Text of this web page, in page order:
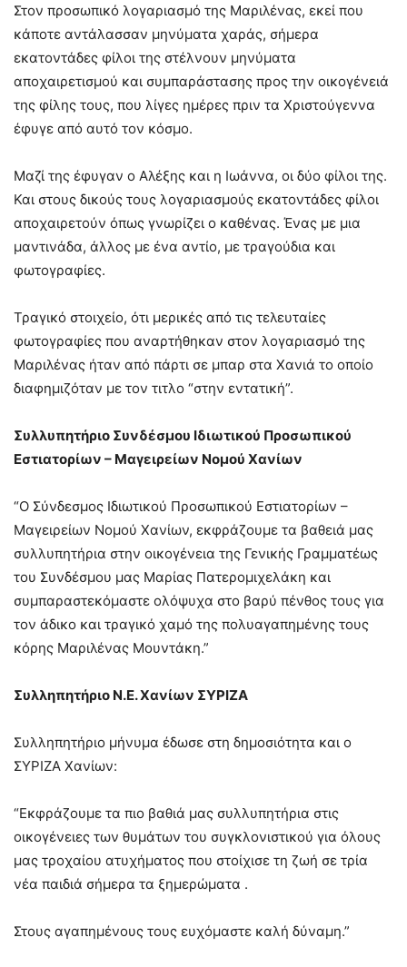
Στον προσωπικό λογαριασμό της Μαριλένας, εκεί που
κάποτε αντάλασσαν μηνύματα χαράς, σήμερα
εκατοντάδες φίλοι της στέλνουν μηνύματα
αποχαιρετισμού και συμπαράστασης προς την οικογένειά
της φίλης τους, που λίγες ημέρες πριν τα Χριστούγεννα
έφυγε από αυτό τον κόσμο.
Μαζί της έφυγαν ο Αλέξης και η Ιωάννα, οι δύο φίλοι της.
Και στους δικούς τους λογαριασμούς εκατοντάδες φίλοι
αποχαιρετούν όπως γνωρίζει ο καθένας. Ένας με μια
μαντινάδα, άλλος με ένα αντίο, με τραγούδια και
φωτογραφίες.
Τραγικό στοιχείο, ότι μερικές από τις τελευταίες
φωτογραφίες που αναρτήθηκαν στον λογαριασμό της
Μαριλένας ήταν από πάρτι σε μπαρ στα Χανιά το οποίο
διαφημιζόταν με τον τιτλο “στην εντατική”.
Συλλυπητήριο Συνδέσμου Ιδιωτικού Προσωπικού
Εστιατορίων – Μαγειρείων Νομού Χανίων
“Ο Σύνδεσμος Ιδιωτικού Προσωπικού Εστιατορίων –
Μαγειρείων Νομού Χανίων, εκφράζουμε τα βαθειά μας
συλλυπητήρια στην οικογένεια της Γενικής Γραμματέως
του Συνδέσμου μας Μαρίας Πατερομιχελάκη και
συμπαραστεκόμαστε ολόψυχα στο βαρύ πένθος τους για
τον άδικο και τραγικό χαμό της πολυαγαπημένης τους
κόρης Μαριλένας Μουντάκη.”
Συλληπητήριο Ν.Ε. Χανίων ΣΥΡΙΖΑ
Συλληπητήριο μήνυμα έδωσε στη δημοσιότητα και ο
ΣΥΡΙΖΑ Χανίων:
“Εκφράζουμε τα πιο βαθιά μας συλλυπητήρια στις
οικογένειες των θυμάτων του συγκλονιστικού για όλους
μας τροχαίου ατυχήματος που στοίχισε τη ζωή σε τρία
νέα παιδιά σήμερα τα ξημερώματα .
Στους αγαπημένους τους ευχόμαστε καλή δύναμη.”